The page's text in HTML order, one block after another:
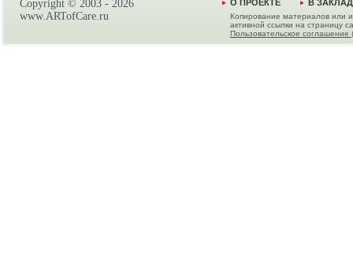
Copyright © 2003 - 2026
www.ARTofCare.ru
О ПРОЕКТЕ В
Копирование материалов или
активной ссылки на страницу
Пользовательское